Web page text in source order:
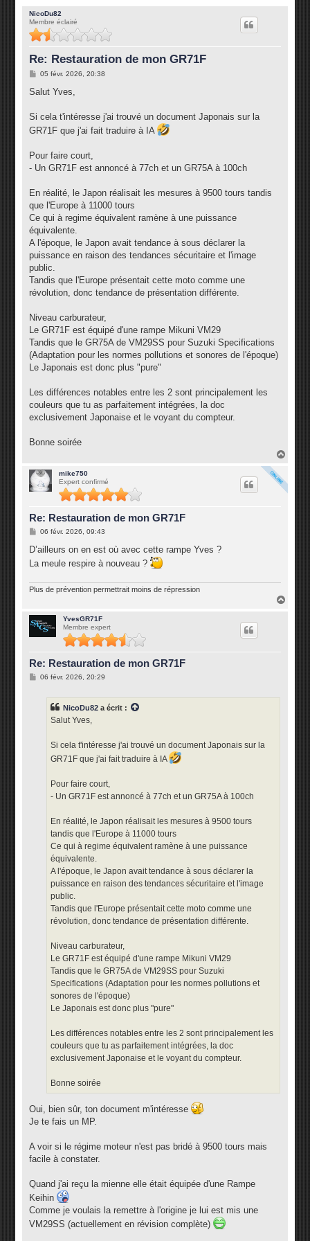
NicoDu82
Membre éclairé
Re: Restauration de mon GR71F
M
s
g
05 févr. 2026, 20:38
Salut Yves,
Si cela t'intéresse j'ai trouvé un document Japonais sur la
GR71F que j'ai fait traduire à IA
Pour faire court,
- Un GR71F est annoncé à 77ch et un GR75A à 100ch
En réalité, le Japon réalisait les mesures à 9500 tours tandis
que l'Europe à 11000 tours
Ce qui à regime équivalent ramène à une puissance
équivalente.
A l'époque, le Japon avait tendance à sous déclarer la
puissance en raison des tendances sécuritaire et l'image
public.
Tandis que l'Europe présentait cette moto comme une
révolution, donc tendance de présentation différente.
Niveau carburateur,
Le GR71F est équipé d'une rampe Mikuni VM29
Tandis que le GR75A de VM29SS pour Suzuki Specifications
(Adaptation pour les normes pollutions et sonores de l'époque)
Le Japonais est donc plus "pure"
Les différences notables entre les 2 sont principalement les
couleurs que tu as parfaitement intégrées, la doc
exclusivement Japonaise et le voyant du compteur.
Bonne soirée
t
mike750
Expert confirmé
Re: Restauration de mon GR71F
M
s
a
06 févr. 2026, 09:43
D’ailleurs on en est où avec cette rampe Yves ?
La meule respire à nouveau ?
Plus de prévention permettrait moins de répression
YvesGR71F
Membre expert
Re: Restauration de mon GR71F
M06 févr. 2026, 20:29
NicoDu82 a écrit :
Salut Yves,
Si cela t'intéresse j'ai trouvé un document Japonais sur la
GR71F que j'ai fait traduire à IA
Pour faire court,
- Un GR71F est annoncé à 77ch et un GR75A à 100ch
En réalité, le Japon réalisait les mesures à 9500 tours
tandis que l'Europe à 11000 tours
Ce qui à regime équivalent ramène à une puissance
équivalente.
A l'époque, le Japon avait tendance à sous déclarer la
puissance en raison des tendances sécuritaire et l'image
public.
Tandis que l'Europe présentait cette moto comme une
révolution, donc tendance de présentation différente.
Niveau carburateur,
Le GR71F est équipé d'une rampe Mikuni VM29
Tandis que le GR75A de VM29SS pour Suzuki
Specifications (Adaptation pour les normes pollutions et
sonores de l'époque)
Le Japonais est donc plus "pure"
Les différences notables entre les 2 sont principalement les
couleurs que tu as parfaitement intégrées, la doc
exclusivement Japonaise et le voyant du compteur.
Bonne soirée
Oui, bien sûr, ton document m'intéresse
Je te fais un MP.
A voir si le régime moteur n'est pas bridé à 9500 tours mais
facile à constater.
Quand j'ai reçu la mienne elle était équipée d'une Rampe
Keihin
Comme je voulais la remettre à l'origine je lui est mis une
VM29SS (actuellement en révision complète)